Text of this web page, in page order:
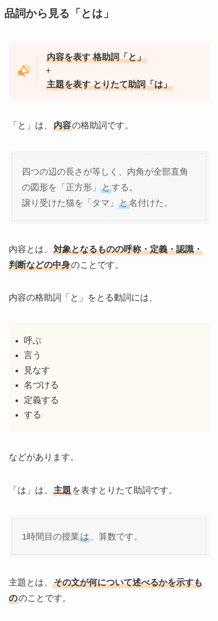
品詞から見る「とは」
内容を表す 格助詞「と」
+
主題を表す とりたて助詞「は」
「と」は、 内容の格助詞です。
四つの辺の長さが等しく、内角が全部直角
の図形を「正方形」 とする。
譲り受けた猫を「タマ」 と名付けた。
内容とは、 対象となるものの呼称・定義・認識・
判断などの中身のことです。
内容の格助詞「と」をとる動詞には、
呼ぶ
言う
見なす
名づける
定義する
する
などがあります。
「は」は、 主題を表すとりたて助詞です。
1時間目の授業は、算数です。
主題とは、 その文が何について述べるかを示すも
ののことです。